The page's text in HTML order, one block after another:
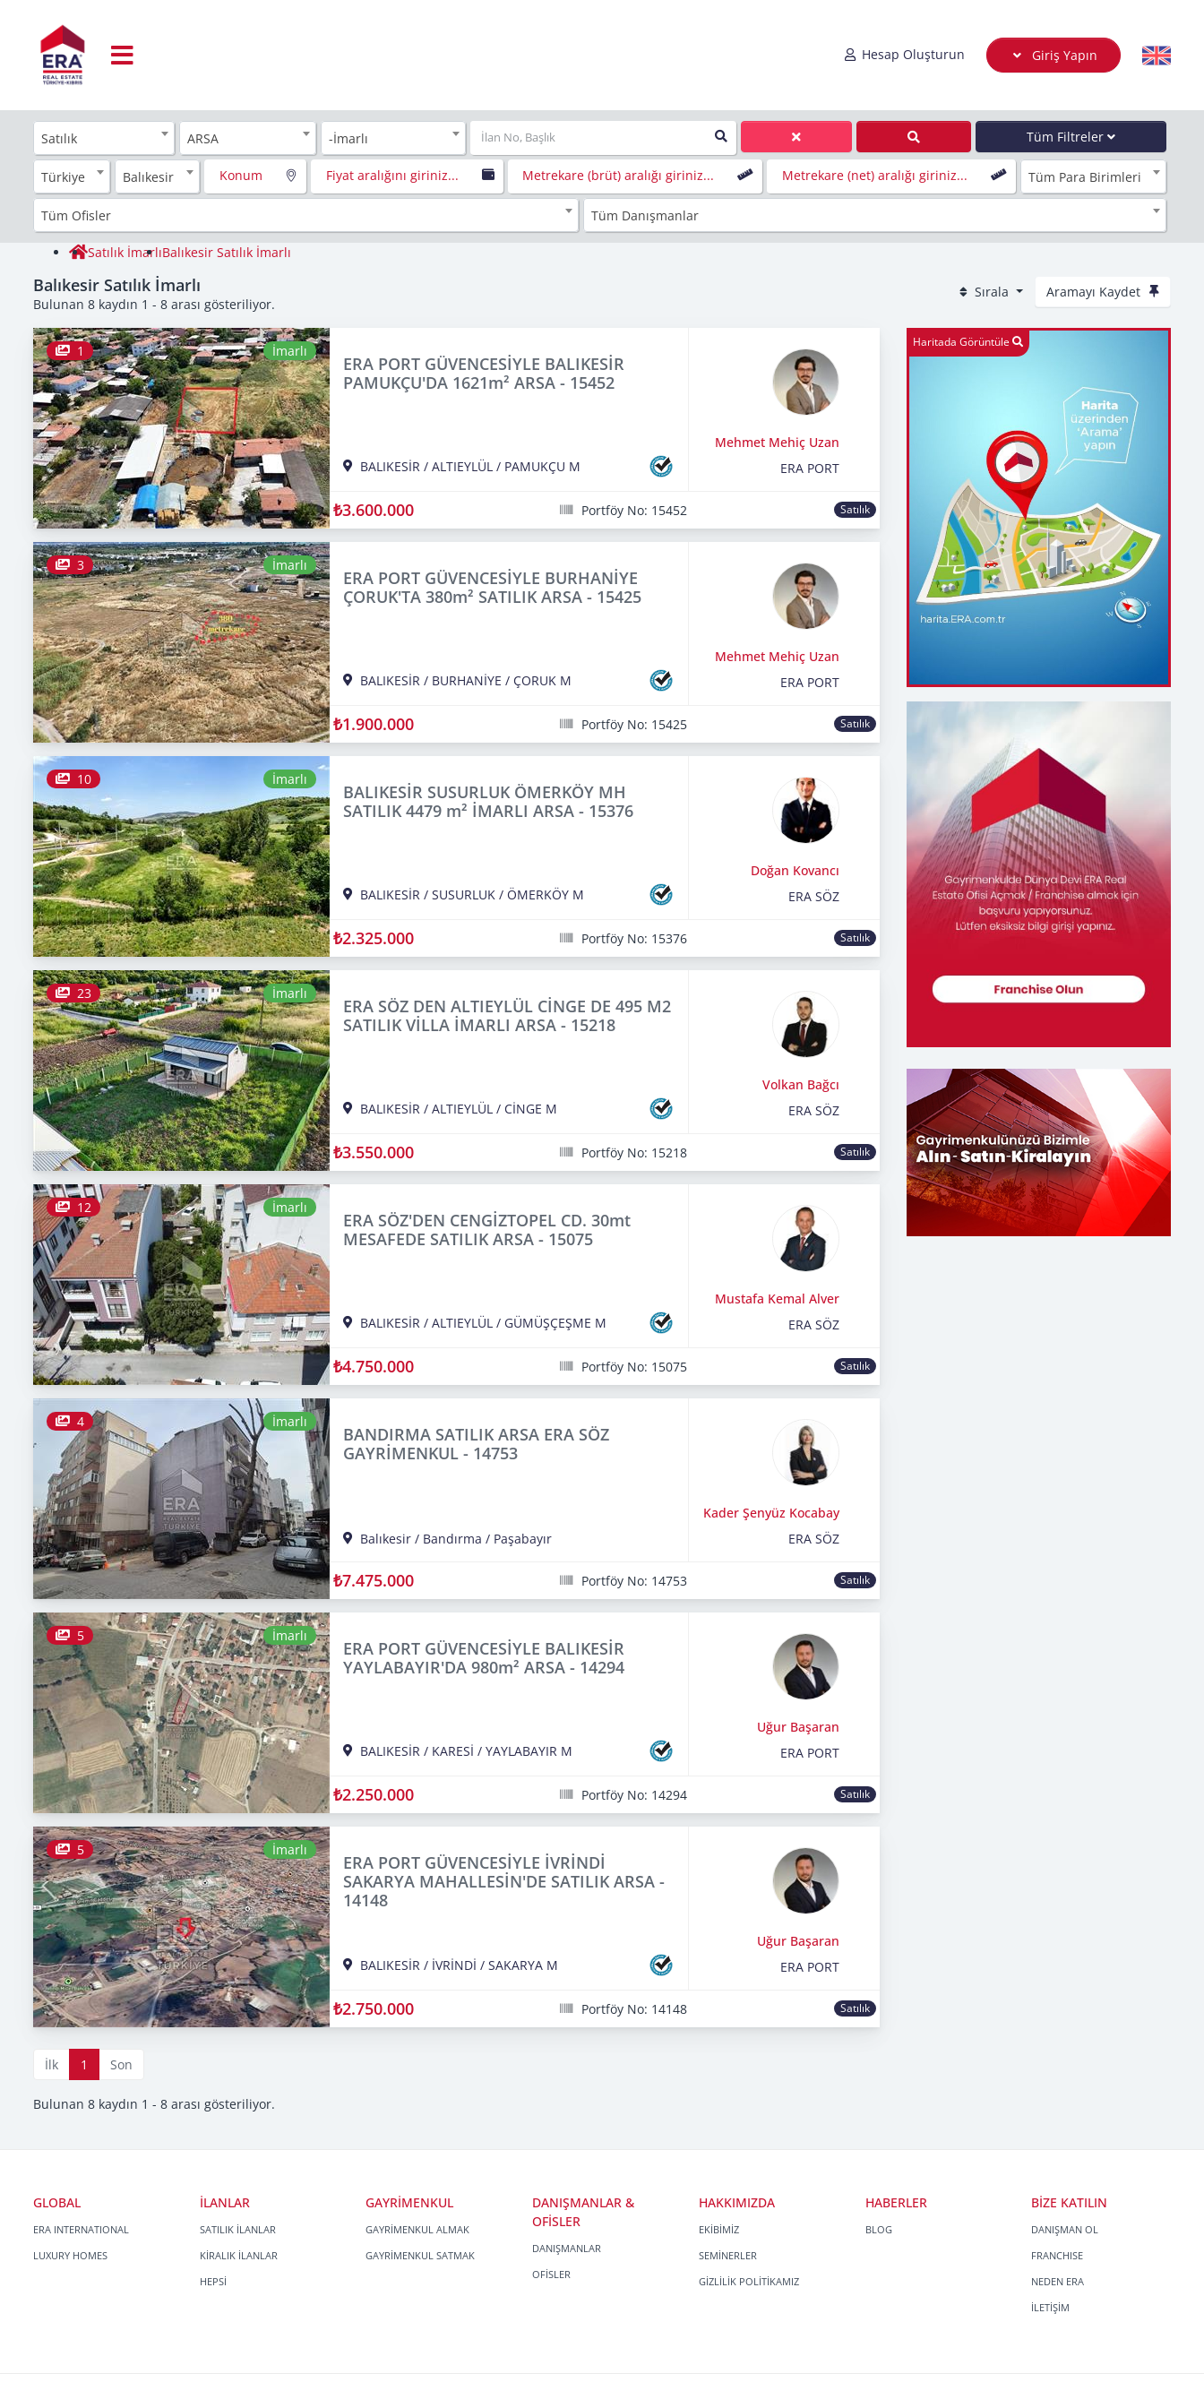
Hesap Oluşturun Giriş Yapın
Satılık ARSA -İmarlı Tüm Filtreler
Türkiye Balıkesir Konum Fiyat aralığını giriniz... Metrekare (brüt) aralığı giriniz... Metrekare (net) aralığı giriniz... Tüm Para Birimleri
Tüm Ofisler Tüm Danışmanlar
Satılık İmarlıBalıkesir Satılık İmarlı
Balıkesir Satılık İmarlı
Bulunan 8 kaydın 1 - 8 arası gösteriliyor.
Sırala Aramayı Kaydet
1 İmarlı
ERA PORT GÜVENCESİYLE BALIKESİR
PAMUKÇU'DA 1621m² ARSA - 15452
BALIKESİR / ALTIEYLÜL / PAMUKÇU M
Mehmet Mehiç Uzan
ERA PORT
₺3.600.000 Portföy No: 15452 Satılık
3 İmarlı
ERA PORT GÜVENCESİYLE BURHANİYE
ÇORUK'TA 380m² SATILIK ARSA - 15425
BALIKESİR / BURHANİYE / ÇORUK M
Mehmet Mehiç Uzan
ERA PORT
₺1.900.000 Portföy No: 15425 Satılık
10 İmarlı
BALIKESİR SUSURLUK ÖMERKÖY MH
SATILIK 4479 m² İMARLI ARSA - 15376
BALIKESİR / SUSURLUK / ÖMERKÖY M
Doğan Kovancı
ERA SÖZ
₺2.325.000 Portföy No: 15376 Satılık
23 İmarlı
ERA SÖZ DEN ALTIEYLÜL CİNGE DE 495 M2
SATILIK VİLLA İMARLI ARSA - 15218
BALIKESİR / ALTIEYLÜL / CİNGE M
Volkan Bağcı
ERA SÖZ
₺3.550.000 Portföy No: 15218 Satılık
12 İmarlı
ERA SÖZ'DEN CENGİZTOPEL CD. 30mt
MESAFEDE SATILIK ARSA - 15075
BALIKESİR / ALTIEYLÜL / GÜMÜŞÇEŞME M
Mustafa Kemal Alver
ERA SÖZ
₺4.750.000 Portföy No: 15075 Satılık
4 İmarlı
BANDIRMA SATILIK ARSA ERA SÖZ
GAYRİMENKUL - 14753
Balıkesir/ Bandırma / Paşabayır
Kader Şenyüz Kocabay
ERA SÖZ
₺7.475.000 Portföy No: 14753 Satılık
5 İmarlı
ERA PORT GÜVENCESİYLE BALIKESİR
YAYLABAYIR'DA 980m² ARSA - 14294
BALIKESİR / KARESİ / YAYLABAYIR M
Uğur Başaran
ERA PORT
₺2.250.000 Portföy No: 14294 Satılık
5 İmarlı
ERA PORT GÜVENCESİYLE İVRİNDİ
SAKARYA MAHALLESİN'DE SATILIK ARSA -
14148
BALIKESİR / İVRİNDİ / SAKARYA M
Uğur Başaran
ERA PORT
₺2.750.000 Portföy No: 14148 Satılık
İlk 1 Son
Bulunan 8 kaydın 1 - 8 arası gösteriliyor.
Haritada Görüntüle
GLOBAL
ERA INTERNATIONAL
LUXURY HOMES
İLANLAR
SATILIK İLANLAR
KİRALIK İLANLAR
HEPSİ
GAYRİMENKUL
GAYRİMENKUL ALMAK
GAYRİMENKUL SATMAK
DANIŞMANLAR &
OFİSLER
DANIŞMANLAR
OFİSLER
HAKKIMIZDA
EKİBİMİZ
SEMİNERLER
GİZLİLİK POLİTİKAMIZ
HABERLER
BLOG
BİZE KATILIN
DANIŞMAN OL
FRANCHISE
NEDEN ERA
İLETİŞİM